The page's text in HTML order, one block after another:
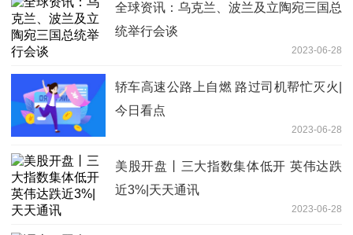
全球资讯：乌克兰、波兰及立陶宛三国总
统举行会谈
2023-06-28
轿车高速公路上自燃 路过司机帮忙灭火|
今日看点
2023-06-28
美股开盘丨三大指数集体低开 英伟达跌
近3%|天天通讯
2023-06-28